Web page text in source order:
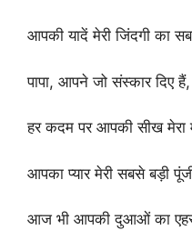
आपकी यादें मेरी जिंदगी का
पापा, आपने जो संस्कार दिए
हर कदम पर आपकी सीख मेरा
आपका प्यार मेरी सबसे बड़ी
आज भी आपकी दुआओं का